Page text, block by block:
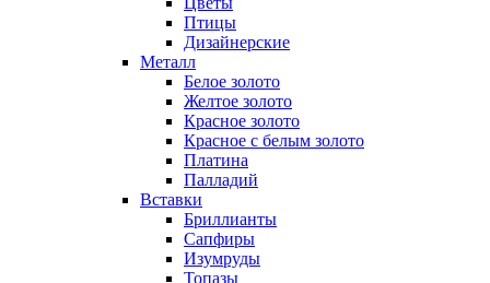
Птицы
Дизайнерские
Металл
Белое золото
Желтое золото
Красное золото
Красное с белым золото
Платина
Палладий
Вставки
Бриллианты
Сапфиры
Изумруды
Топазы